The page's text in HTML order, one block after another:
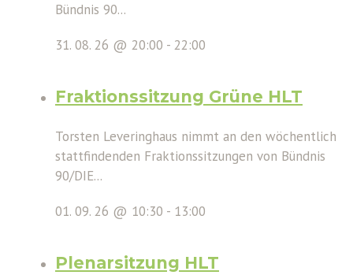
Bündnis 90...
31. 08. 26 @ 20:00 - 22:00
Fraktionssitzung Grüne HLT
Torsten Leveringhaus nimmt an den wöchentlich
stattfindenden Fraktionssitzungen von Bündnis
90/DIE...
01. 09. 26 @ 10:30 - 13:00
Plenarsitzung HLT